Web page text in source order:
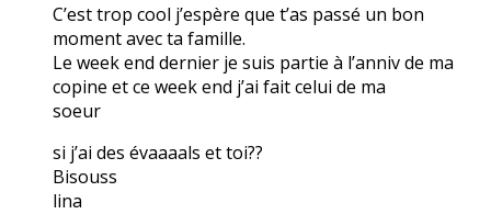
C’est trop cool j’espère que t’as passé un bon
moment avec ta famille.
Le week end dernier je suis partie à l’anniv de ma
copine et ce week end j’ai fait celui de ma
soeur
si j’ai des évaaaals et toi??
Bisouss
lina